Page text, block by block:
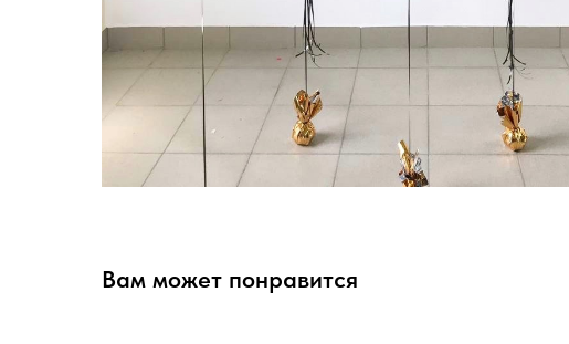
Вам может понравится